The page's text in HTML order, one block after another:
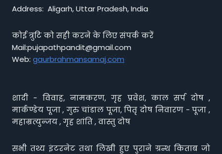
Address: Aligarh, Uttar Pradesh, India
कोई त्रुटि को सही करने के लिए संपर्क करें
Mail:pujapathpandit@gmail.com
Web: gaurbrahmansamaj.com
शादी - विवाह, नामकरण, गृह प्रवेश, काल सर्प दोष ,
मार्कण्डेय पूजा , गुरु चांडाल पूजा, पितृ दोष निवारण - पूजा ,
महाम्रत्युन्जय , गृह शांति , वास्तु दोष
सभी तथ्य इंटरनेट तथा लिखी हुए पुराने ग्रन्थ किताब जो